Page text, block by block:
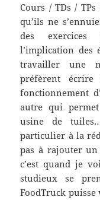
Cours / TDs /
qu’ils ne
des
l’implication
travailler une
préfèrent
fonctionnement
autre qui
usine de
particulier à la
pas à rajouter
c’est quand je
studieux se
FoodTruck puisse